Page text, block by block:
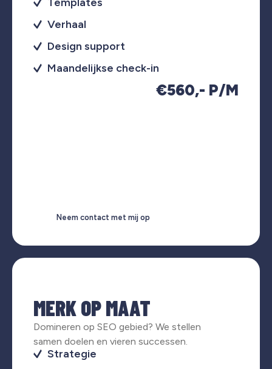
Verhaal
Design support
Maandelijkse check-in
€560,- P/M
Neem contact met mij op
MERK OP MAAT
Domineren op SEO gebied? We stellen
samen doelen en vieren successen.
Strategie